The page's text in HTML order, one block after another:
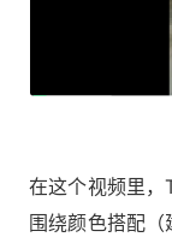
在这个视频里，
围绕颜色搭配